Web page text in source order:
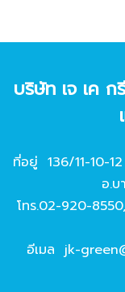
บริษัท เจ เค
ที่อยู่ 136/11-10-
อ.บ
โทร.02-920-8550,
อีเมล jk-